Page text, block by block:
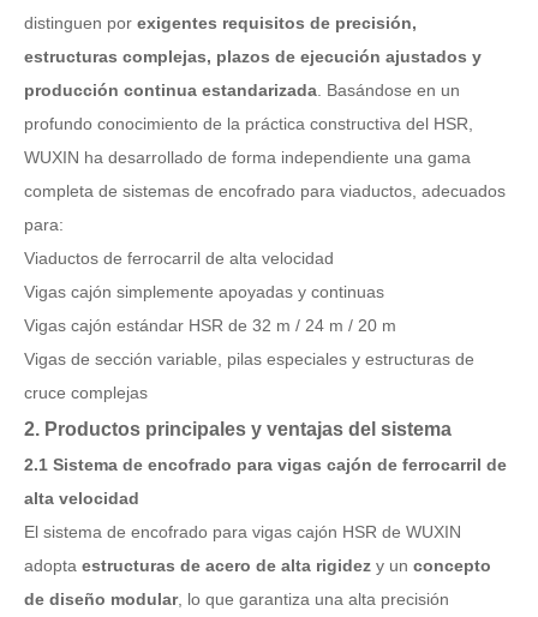
distinguen por exigentes requisitos de precisión,
estructuras complejas, plazos de ejecución ajustados y
producción continua estandarizada . Basándose en un
profundo conocimiento de la práctica constructiva del HSR,
WUXIN ha desarrollado de forma independiente una gama
completa de sistemas de encofrado para viaductos, adecuados
para:
Viaductos de ferrocarril de alta velocidad
Vigas cajón simplemente apoyadas y continuas
Vigas cajón estándar HSR de 32 m / 24 m / 20 m
Vigas de sección variable, pilas especiales y estructuras de
cruce complejas
2. Productos principales y ventajas del sistema
2.1 Sistema de encofrado para vigas cajón de ferrocarril de
alta velocidad
El sistema de encofrado para vigas cajón HSR de WUXIN
adopta estructuras de acero de alta rigidez y un concepto
de diseño modular, lo que garantiza una alta precisión